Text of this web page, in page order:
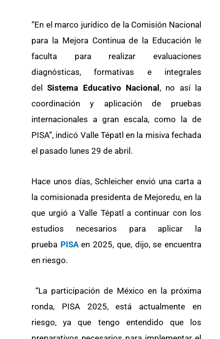
“En el marco jurídico de la Comisión Nacional
para la Mejora Continua de la Educación le
faculta para realizar evaluaciones
diagnósticas, formativas e integrales
delSistema Educativo Nacional , no así la
coordinación y aplicación de pruebas
internacionales a gran escala, como la de
PISA”, indicó Valle Tépatl en la misiva fechada
el pasado lunes 29 de abril.
Hace unos días, Schleicher envió una carta a
la comisionada presidenta de Mejoredu, en la
que urgió a Valle Tépatl a continuar con los
estudios necesarios para aplicar la
prueba PISA en 2025, que, dijo, se encuentra
en riesgo.
“La participación de México en la próxima
ronda, PISA 2025, está actualmente en
riesgo, ya que tengo entendido que los